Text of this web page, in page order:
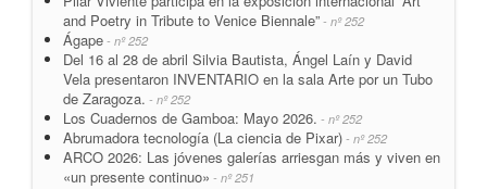
and Poetry in Tribute to Venice Biennale” - nº 252
Ágape - nº 252
Del 16 al 28 de abril Silvia Bautista, Ángel Laín y David
Vela presentaron INVENTARIO en la sala Arte por un Tubo
de Zaragoza. - nº 252
Los Cuadernos de Gamboa: Mayo 2026. - nº 252
Abrumadora tecnología (La ciencia de Pixar) - nº 252
ARCO 2026: Las jóvenes galerías arriesgan más y viven en
«un presente continuo» - nº 251